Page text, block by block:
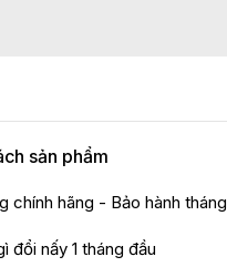
sản phẩm
chính hãng - Bảo hành tháng
đổi nấy 1 tháng đầu